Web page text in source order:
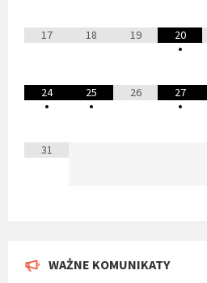
17 18 19
20
•
24
•
25
•
26
27
•
31
WAŻNE KOMUNIKATY